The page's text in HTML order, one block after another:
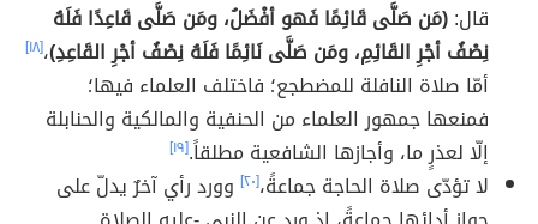
قال:(مَن صَلَّى قَائِمًا فَهو أفْضَلُ، ومَن صَلَّى قَاعِدًا فَلَهُ
نِصْفُ أجْرِ القَائِمِ، ومَن صَلَّى نَائِمًا فَلَهُ نِصْفُ أجْرِ القَاعِدِ)،[١٨]
أمّا صلاة النافلة للمضطجع؛ فاختلف العلماء فيها؛
فمنعها جمهور العلماء من الحنفية والمالكية والحنابلة
إلّا لعذرٍ ما، وأجازها الشافعية مطلقاً.[١٩]
لا تؤدّى صلاة الحاجة جماعةً،[٢٠] وورد رأي آخرٌ يدلّ على